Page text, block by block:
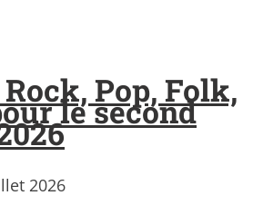
Pop, Folk,
le second
2026